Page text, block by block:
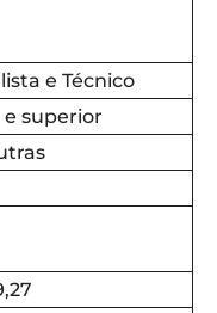
e Técnico
superior